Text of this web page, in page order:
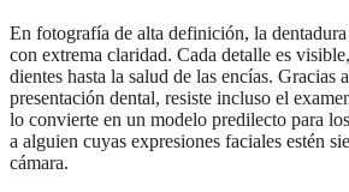
En fotografía de alta definición, la
con extrema claridad. Cada detalle es
dientes hasta la salud de las encías. Gracias
presentación dental, resiste incluso el
lo convierte en un modelo predilecto para
a alguien cuyas expresiones faciales estén
cámara.